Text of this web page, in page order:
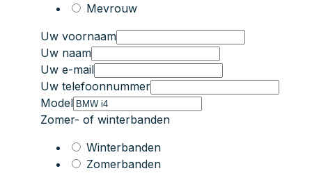
Mevrouw
Uw voornaam
Uw naam
Uw e-mail
Uw telefoonnummer
Model
Zomer- of winterbanden
Winterbanden
Zomerbanden